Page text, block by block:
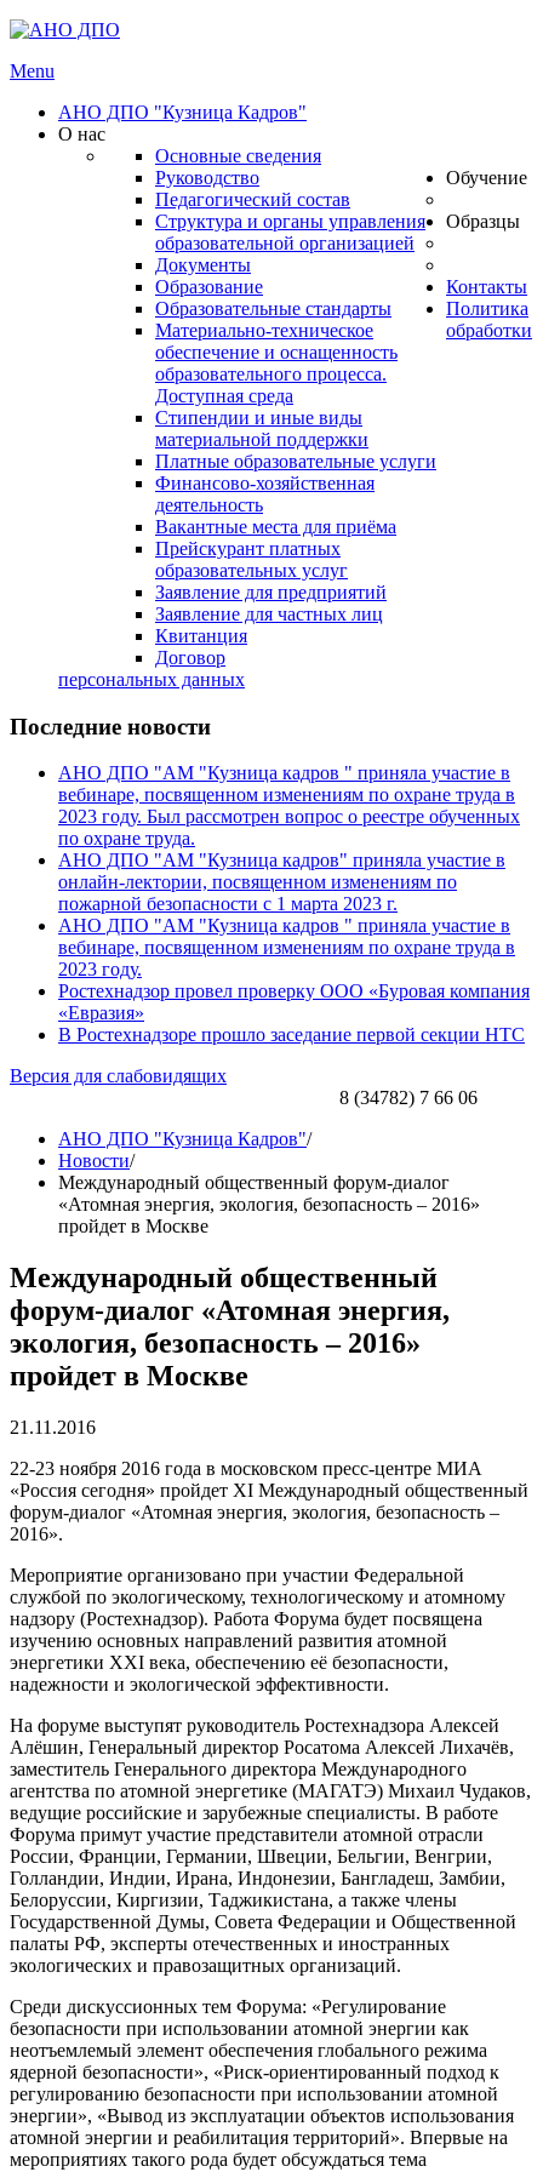
Menu
АНО ДПО "Кузница Кадров"
О нас
Основные сведения
Руководство
Педагогический состав
Структура и органы управления
образовательной организацией
Документы
Образование
Образовательные стандарты
Материально-техническое
обеспечение и оснащенность
образовательного процесса.
Доступная среда
Стипендии и иные виды
материальной поддержки
Платные образовательные услуги
Финансово-хозяйственная
деятельность
Вакантные места для приёма
Обучение
Прейскурант платных
образовательных услуг
Образцы
Заявление для предприятий
Заявление для частных лиц
Квитанция
Договор
Контакты
Политика
обработки
персональных данных
Последние новости
АНО ДПО "АМ "Кузница кадров " приняла участие в
вебинаре, посвященном изменениям по охране труда в
2023 году. Был рассмотрен вопрос о реестре обученных
по охране труда.
АНО ДПО "АМ "Кузница кадров" приняла участие в
онлайн-лектории, посвященном изменениям по
пожарной безопасности с 1 марта 2023 г.
АНО ДПО "АМ "Кузница кадров " приняла участие в
вебинаре, посвященном изменениям по охране труда в
2023 году.
Ростехнадзор провел проверку ООО «Буровая компания
«Евразия»
В Ростехнадзоре прошло заседание первой секции НТС
Версия для слабовидящих
8 (34782) 7 66 06
АНО ДПО "Кузница Кадров"/
Новости/
Международный общественный форум-диалог
«Атомная энергия, экология, безопасность – 2016»
пройдет в Москве
Международный общественный
форум-диалог «Атомная энергия,
экология, безопасность – 2016»
пройдет в Москве
21.11.2016
22-23 ноября 2016 года в московском пресс-центре МИА
«Россия сегодня» пройдет XI Международный общественный
форум-диалог «Атомная энергия, экология, безопасность –
2016».
Мероприятие организовано при участии Федеральной
службой по экологическому, технологическому и атомному
надзору (Ростехнадзор). Работа Форума будет посвящена
изучению основных направлений развития атомной
энергетики XXI века, обеспечению её безопасности,
надежности и экологической эффективности.
На форуме выступят руководитель Ростехнадзора Алексей
Алёшин, Генеральный директор Росатома Алексей Лихачёв,
заместитель Генерального директора Международного
агентства по атомной энергетике (МАГАТЭ) Михаил Чудаков,
ведущие российские и зарубежные специалисты. В работе
Форума примут участие представители атомной отрасли
России, Франции, Германии, Швеции, Бельгии, Венгрии,
Голландии, Индии, Ирана, Индонезии, Бангладеш, Замбии,
Белоруссии, Киргизии, Таджикистана, а также члены
Государственной Думы, Совета Федерации и Общественной
палаты РФ, эксперты отечественных и иностранных
экологических и правозащитных организаций.
Среди дискуссионных тем Форума: «Регулирование
безопасности при использовании атомной энергии как
неотъемлемый элемент обеспечения глобального режима
ядерной безопасности», «Риск-ориентированный подход к
регулированию безопасности при использовании атомной
энергии», «Вывод из эксплуатации объектов использования
атомной энергии и реабилитация территорий». Впервые на
мероприятиях такого рода будет обсуждаться тема